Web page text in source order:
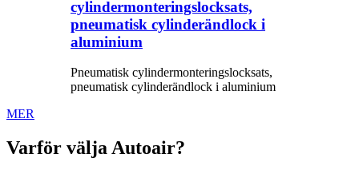
cylindermonteringslocksats,
pneumatisk cylinderändlock i
aluminium
Pneumatisk cylindermonteringslocksats,
pneumatisk cylinderändlock i aluminium
MER
Varför välja Autoair?